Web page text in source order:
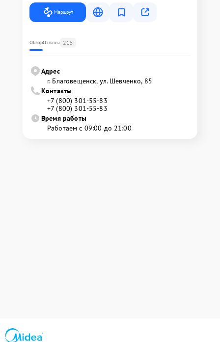
Маршрут
ОбзорОтзывы 215
Адрес
г. Благовещенск, ул. Шевченко, 85
Контакты
+7 (800) 301-55-83
+7 (800) 301-55-83
Время работы
Работаем с 09:00 до 21:00